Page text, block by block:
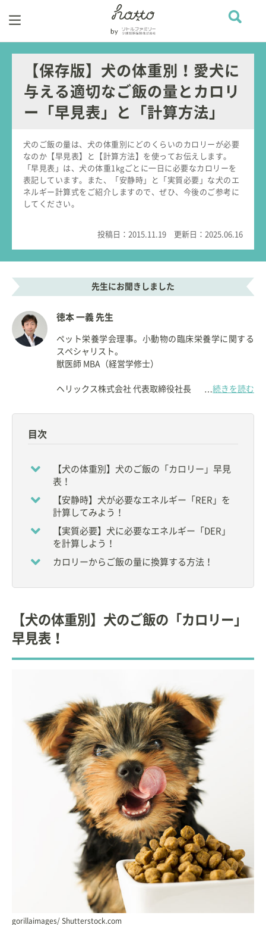
【保存版】犬の体重別！愛犬に
与える適切なご飯の量とカロリ
ー「早見表」と「計算方法」
犬のご飯の量は、犬の体重別にどのくらいのカロリーが必要
なのか【早見表】と【計算方法】を使ってお伝えします。
「早見表」は、犬の体重1kgごとに一日に必要なカロリーを
表記しています。また、「安静時」と「実質必要」な犬のエ
ネルギー計算式をご紹介しますので、ぜひ、今後のご参考に
してください。
投稿日：2015.11.19 更新日：2025.06.16
先生にお聞きしました
徳本 一義 先生
ペット栄養学会理事。小動物の臨床栄養学に関する
スペシャリスト。
獣医師 MBA（経営学修士）
ヘリックス株式会社 代表取締役社長
【資格】
◆ ペット栄養学会理事
◆ 一般社団法人ペットフード協会
新資格検定制度実
行委員会 委員長
◆日本獣医生命科学大学非常勤講師
◆帝京科学大学
非常勤講師
など
床栄養学に関する研究、情報発信を中心とした活動
現在は、獣医療・教育関連のコンサルタントとして
の活動。ペットの栄養に関する団体の要職を務め
…続きを読む
目次
【犬の体重別】犬のご飯の「カロリー」早見
表！
【安静時】犬が必要なエネルギー「RER」を
計算してみよう！
【実質必要】犬に必要なエネルギー「DER」
を計算しよう！
カロリーからご飯の量に換算する方法！
【犬の体重別】犬のご飯の「カロリー」
早見表！
gorillaimages/ Shutterstock.com